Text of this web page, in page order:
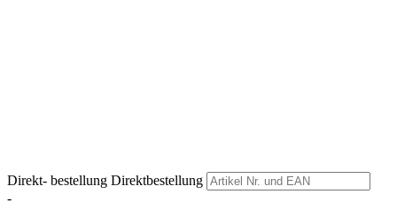
Direkt- bestellung Direktbestellung
-